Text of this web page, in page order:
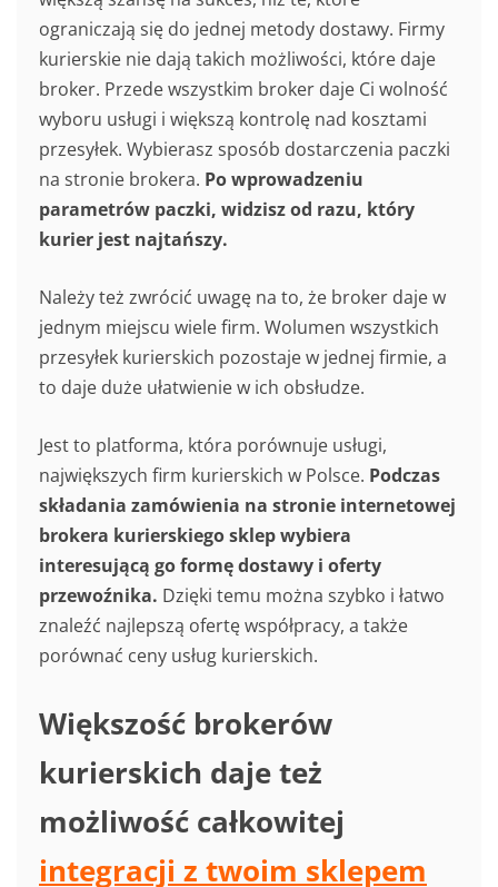
ograniczają się do jednej metody dostawy. Firmy
kurierskie nie dają takich możliwości, które daje
broker. Przede wszystkim broker daje Ci wolność
wyboru usługi i większą kontrolę nad kosztami
przesyłek. Wybierasz sposób dostarczenia paczki
na stronie brokera. Po wprowadzeniu
parametrów paczki, widzisz od razu, który
kurier jest najtańszy.
Należy też zwrócić uwagę na to, że broker daje w
jednym miejscu wiele firm. Wolumen wszystkich
przesyłek kurierskich pozostaje w jednej firmie, a
to daje duże ułatwienie w ich obsłudze.
Jest to platforma, która porównuje usługi,
największych firm kurierskich w Polsce. Podczas
składania zamówienia na stronie internetowej
brokera kurierskiego sklep wybiera
interesującą go formę dostawy i oferty
przewoźnika. Dzięki temu można szybko i łatwo
znaleźć najlepszą ofertę współpracy, a także
porównać ceny usług kurierskich.
Większość brokerów
kurierskich daje też
możliwość całkowitej
integracji z twoim sklepem